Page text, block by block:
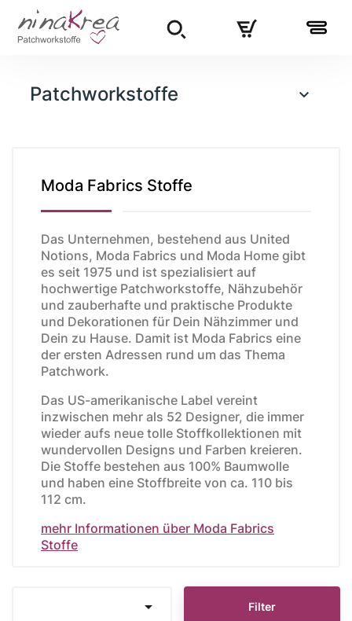
Patchworkstoffe 
Moda Fabrics Stoffe
Das Unternehmen, bestehend aus United
Notions, Moda Fabrics und Moda Home gibt
es seit 1975 und ist spezialisiert auf
hochwertige Patchworkstoffe, Nähzubehör
und zauberhafte und praktische Produkte
und Dekorationen für Dein Nähzimmer und
Dein zu Hause. Damit ist Moda Fabrics eine
der ersten Adressen rund um das Thema
Patchwork.
Das US-amerikanische Label vereint
inzwischen mehr als 52 Designer, die immer
wieder aufs neue tolle Stoffkollektionen mit
wundervollen Designs und Farben kreieren.
Die Stoffe bestehen aus 100% Baumwolle
und haben eine Stoffbreite von ca. 110 bis
112 cm.
mehr Informationen über Moda Fabrics
Stoffe
 Filter